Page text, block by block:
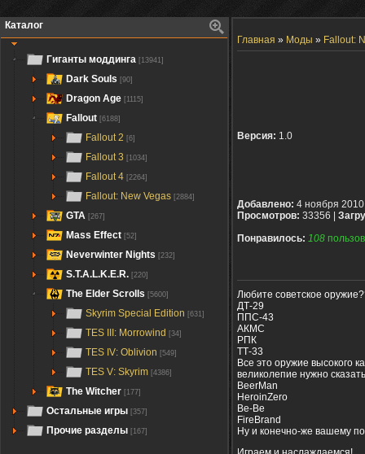
Каталог
Гиганты моддинга [13941]
Dark Souls [90]
Dragon Age [1115]
Fallout [6188]
Fallout 2 [6]
Fallout 3 [1034]
Fallout 4 [2264]
Fallout: New Vegas [2884]
GTA [267]
Mass Effect [52]
Neverwinter Nights [232]
S.T.A.L.K.E.R. [220]
The Elder Scrolls [5600]
Skyrim Special Edition [631]
TES III: Morrowind [34]
TES IV: Oblivion [549]
TES V: Skyrim [4386]
The Witcher [177]
Остальные игры [357]
Прочие разделы [167]
Главная » Моды » Fallout:
Версия: 1.0
Добавлено: 4 ноября 2010
Просмотров: 33356 |
Понравилось: 108
Любите советское
ДТ-29
ППС-43
АКМС
РПК
ТТ-33
Все это оружие высокого
великолепие нужно
BeerMan
HeroinZero
Be-Be
FireBrand
Ну и конечно-же вашему